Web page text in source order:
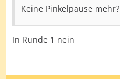
Keine Pinkelpause mehr?
In Runde 1 nein